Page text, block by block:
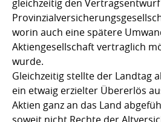
gleichzeitig den
worin auch eine spätere
Aktiengesellschaft vertraglich
wurde.
Gleichzeitig stellte der Landtag
ein etwaig erzielter Übererlös
Aktien ganz an das Land